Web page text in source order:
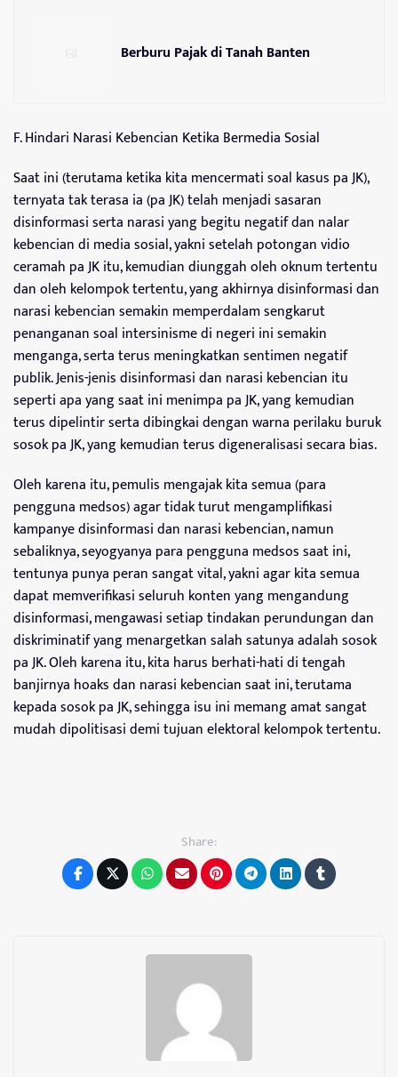
Berburu Pajak di Tanah Banten
F. Hindari Narasi Kebencian Ketika Bermedia Sosial
Saat ini (terutama ketika kita mencermati soal kasus pa JK),
ternyata tak terasa ia (pa JK) telah menjadi sasaran
disinformasi serta narasi yang begitu negatif dan nalar
kebencian di media sosial, yakni setelah potongan vidio
ceramah pa JK itu, kemudian diunggah oleh oknum tertentu
dan oleh kelompok tertentu, yang akhirnya disinformasi dan
narasi kebencian semakin memperdalam sengkarut
penanganan soal intersinisme di negeri ini semakin
menganga, serta terus meningkatkan sentimen negatif
publik. Jenis-jenis disinformasi dan narasi kebencian itu
seperti apa yang saat ini menimpa pa JK, yang kemudian
terus dipelintir serta dibingkai dengan warna perilaku buruk
sosok pa JK, yang kemudian terus digeneralisasi secara bias.
Oleh karena itu, pemulis mengajak kita semua (para
pengguna medsos) agar tidak turut mengamplifikasi
kampanye disinformasi dan narasi kebencian, namun
sebaliknya, seyogyanya para pengguna medsos saat ini,
tentunya punya peran sangat vital, yakni agar kita semua
dapat memverifikasi seluruh konten yang mengandung
disinformasi, mengawasi setiap tindakan perundungan dan
diskriminatif yang menargetkan salah satunya adalah sosok
pa JK. Oleh karena itu, kita harus berhati-hati di tengah
banjirnya hoaks dan narasi kebencian saat ini, terutama
kepada sosok pa JK, sehingga isu ini memang amat sangat
mudah dipolitisasi demi tujuan elektoral kelompok tertentu.
Share: